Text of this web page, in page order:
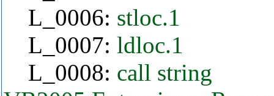
L_0006: stloc.1
L_0007: ldloc.1
L_0008: call string